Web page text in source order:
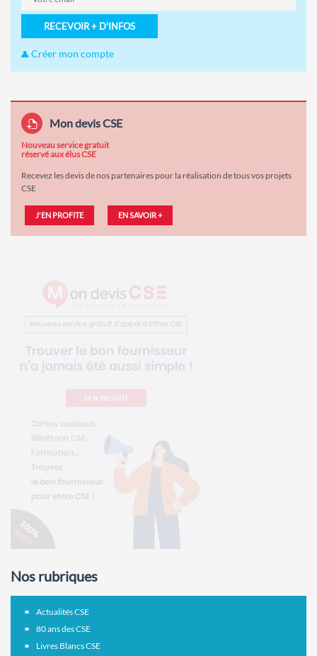
RECEVOIR + D'INFOS
Créer mon compte
Mon devis CSE
Nouveau service gratuit
réservé aux élus CSE
Recevez les devis de nos partenaires pour la réalisation de tous vos projets
CSE
J'EN PROFITE EN SAVOIR +
Nos rubriques
Actualités CSE
80 ans des CSE
Livres Blancs CSE